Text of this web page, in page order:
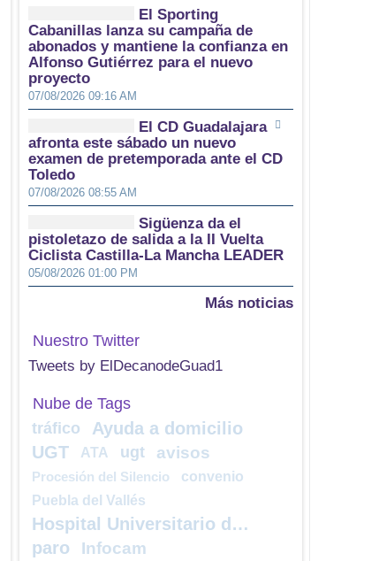
El Sporting
Cabanillas lanza su campaña de
abonados y mantiene la confianza en
Alfonso Gutiérrez para el nuevo
proyecto
07/08/2026 09:16 AM
El CD Guadalajara
afronta este sábado un nuevo
examen de pretemporada ante el CD
Toledo
07/08/2026 08:55 AM
Sigüenza da el
pistoletazo de salida a la II Vuelta
Ciclista Castilla-La Mancha LEADER
05/08/2026 01:00 PM
Más noticias
Nuestro Twitter
Tweets by ElDecanodeGuad1
Nube de Tags
tráfico
Ayuda a domicilio
UGT
ATA ugt avisos
Procesión del Silencio
convenio
Puebla del Vallés
Hospital Universitario de Guadalajara
paro
Infocam